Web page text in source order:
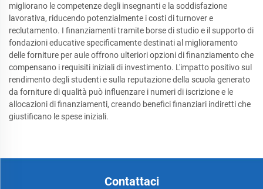
migliorano le competenze degli insegnanti e la soddisfazione
lavorativa, riducendo potenzialmente i costi di turnover e
reclutamento. I finanziamenti tramite borse di studio e il supporto di
fondazioni educative specificamente destinati al miglioramento
delle forniture per aule offrono ulteriori opzioni di finanziamento che
compensano i requisiti iniziali di investimento. L'impatto positivo sul
rendimento degli studenti e sulla reputazione della scuola generato
da forniture di qualità può influenzare i numeri di iscrizione e le
allocazioni di finanziamenti, creando benefici finanziari indiretti che
giustificano le spese iniziali.
Contattaci